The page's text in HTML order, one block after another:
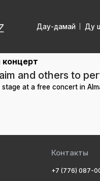
Дау-дамай Ду
and others to
at a free concert in
Контакты
+7 (776) 087-